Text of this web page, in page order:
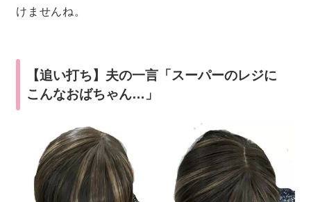
けませんね。
【追い打ち】夫の一言「スーパーのレジに
こんなおばちゃん…」